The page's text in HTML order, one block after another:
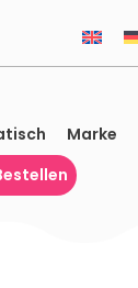
Marke